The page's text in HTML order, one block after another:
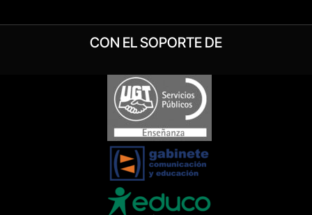
CON EL SOPORTE DE